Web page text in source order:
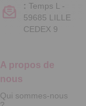
A propos de
nous
Qui sommes-nous
: Temps L -
59685 LILLE
CEDEX 9